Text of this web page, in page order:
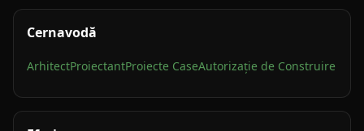
Cernavodă
ArhitectProiectantProiecte CaseAutorizație de Construire